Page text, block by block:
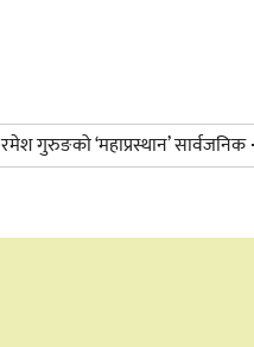
रमेश गुरुङको ‘महाप्रस्थान’ सार्वजनिक